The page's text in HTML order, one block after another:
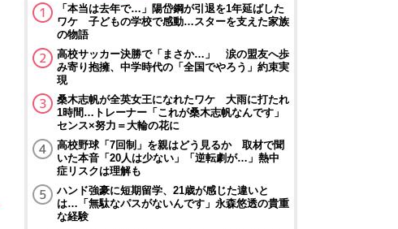
「本当は去年で…」陽岱鋼が引退を1年延ばした
ワケ 子どもの学校で感動…スターを支えた家族
の物語
高校サッカー決勝で「まさか…」 涙の盟友へ歩
み寄り抱擁、中学時代の「全国でやろう」約束実
現
桑木志帆が全英女王になれたワケ 大雨に打たれ
1時間…トレーナー「これが桑木志帆なんです」
センス×努力＝大輪の花に
高校野球「7回制」を親はどう見るか 取材で聞
いた本音「20人は少ない」「逆転劇が…」熱中
症リスクは理解も
ハンド強豪に短期留学、21歳が感じた違いと
は…「無駄なパスがないんです」永森悠透の貴重
な経験